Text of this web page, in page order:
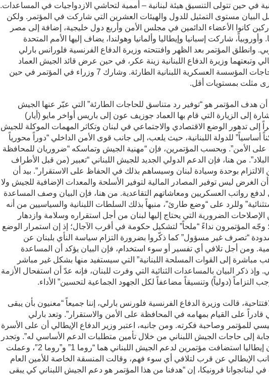
في حين تتولى التنسيق هيئة لبنانية – أممية لتحاشي الازدواجيات في المساعدات.
البيان مستوى التمثيل للدول والهيئات العشرين التي شاركت في المؤتمر. ولكن
كانوا الأعضاء الدائمين في مجلس الأمن وأربع دول خليجية، إضافة إلى مصر
وأوروبياً، شاركت إسبانيا وإيطاليا وألمانيا وهولندا، يضاف إليها الأمم المتحدة
وانطلق المؤتمر بعد الظهر وافتتحته وزيرة الدفاع الفرنسية فلورانس بارلي
وتبعتهما وزيرة الدفاع اللبنانية زينة عكر، في حين عرض قائد الجيش العماد
جوزف عون حاجات المؤسسة العسكرية اللبنانية الطارئة. وشارك 7 وزراء في المؤتمر في حين
مثلت بمستويات أقل.
أن هدف المؤتمر هو “توفير رد متناسق للحاجات الطارئة” التي عبّر عنها الجيش
إلى الزيارة التي قام بها العماد جوزيف عون إلى باريس أواخر مايو (أيار)
إلى تدهور الوضع الاقتصادي والاجتماعي في لبنان وتكاثر المهمات الموكلة للجيش
أساسياً” للدولة اللبنانية، حيث يلعب، إلى جانب قوى الأمن الداخلي “دوراً محورياً
الأمن”. وبحسب المؤتمرين، فإن “مهنية الجيش وتماسكه “ضروريان للمحافظة
من هنا، فإن الدعم الدولي الجديد للجيش اللبناني “تعبير (من قبل الأطراف
الالتزام بوحدة وسيادة لبنان وسيساهم بذلك في الحفاظ على الاستقرار”. بيد أن
أن الغرض ليس توفير المصادر المالية لتوفير الأسلحة والمعدات الإضافية للجيش ولا
لدفع رواتب العسكريين ومعاشاتهم التقاعدية. من هنا، فإن البيان وصف المساعدة
وللرد على “وضع طارئ”، منبهاً بذلك السلطات اللبنانية والسياسيين من أنه
الضرورية التي يحتاج إليها لبنان من أجل استقراره وسلامة وازدهار
لذا؛ وجّه المؤتمرون نداءً “ملحاً” لتشكيل حكومة في أقرب الآجال؛ إذ إن استمرار الوضع
“تصرف غير مسؤول” كما ذكّروا بضرورة التزام سياسة النأي بلبنان عن
ومن أجل تلافي أي تفسير أو سوء استخدام، فإن البيان يؤكد أن المساعدة
مباشرة إلى القوات المسلحة اللبنانية” التي سيستفيد منها بشكل غير مباشر
وإذ ذكر البيان بالمساعدات الثنائية التي وفرت للبنان، فإنه عدّ أن استفحال الأزمة
التزاماً (دولياً) وتنسيقاً مضاعفاً لكل الجهود الجماعية لتحسين” الأداء.
قالت وزيرة الدفاع الفرنسية فلورنس بارلي، إننا جميعاً “معنيون بأن يبقى
قادراً على القيام بمهامه في المحافظة على الأمن والاستقرار”. وتعد بارلي
للمؤتمر وصاحبة فكرته. ومن جانبه، اعتبر وزير الدفاع الإيطالي أن على الأسرة
إلى حاجات الجيش اللبناني من خلال تأمين متطلبات الدعم الأساسي له”. وتجدر
الإشارة إلى أن إيطاليا استضافت مؤتمرين لدعم الجيش اللبناني هما “روما 1” و”روما 2″، وعملت
الإيطالي عن قرب لتلافي أي سوء فهم، وقالت المنسقة الخاصة للأمين العام
في لبنانجوانا فرونيكا، إن “هدفنا من هذا المؤتمر هو دعم الجيش اللبناني كي يبقى